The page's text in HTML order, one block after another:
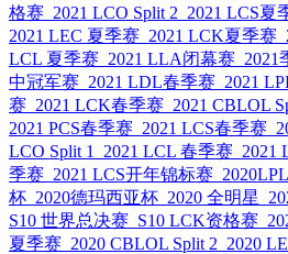
格赛 2021 LCO Split 2 2021 LCS夏
2021 LEC 夏季赛 2021 LCK夏季赛
LCL 夏季赛 2021 LLA闭幕赛 2021
中冠军赛 2021 LDL春季赛 2021
赛 2021 LCK春季赛 2021 CBLOL
2021 PCS春季赛 2021 LCS春季赛
LCO Split 1
2021 LCL 春季赛 2021
季赛 2021 LCS开年锦标赛
杯 2020德玛西亚杯 2020 全明星
S10 世界总决赛 S10 LCK资格赛
夏季赛 2020 CBLOL Split 2 2020